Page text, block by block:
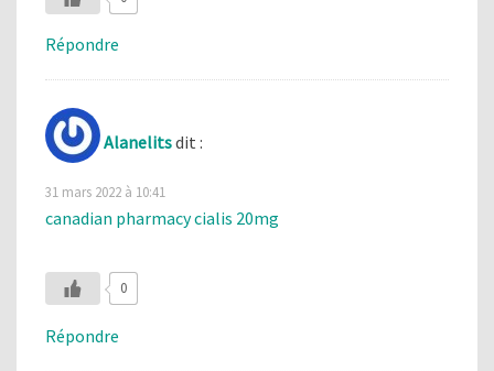
Répondre
Alanelitsdit :
31 mars 2022 à 10:41
canadian pharmacy cialis 20mg
0
Répondre